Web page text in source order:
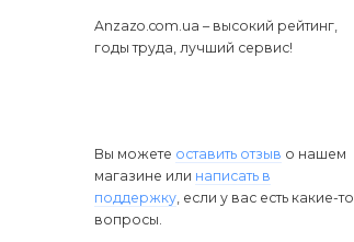
Anzazo.com.ua – высокий рейтинг,
годы труда, лучший сервис!
Вы можете оставить отзыв о нашем
магазине или написать в
поддержку , если у вас есть какие-то
вопросы.